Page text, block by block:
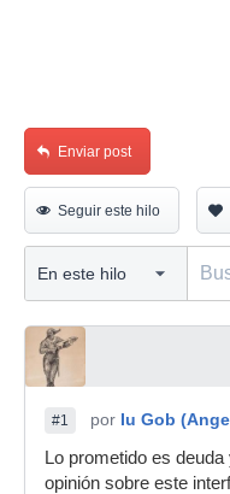
Enviar post
Seguir este hilo
#1 por Iu Gob
Lo prometido es
opinión sobre este